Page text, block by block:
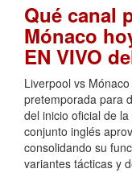
Qué canal
Mónaco
EN VIVO
Liverpool vs
pretemporada para
del inicio oficial de
conjunto inglés
consolidando su
variantes tácticas y